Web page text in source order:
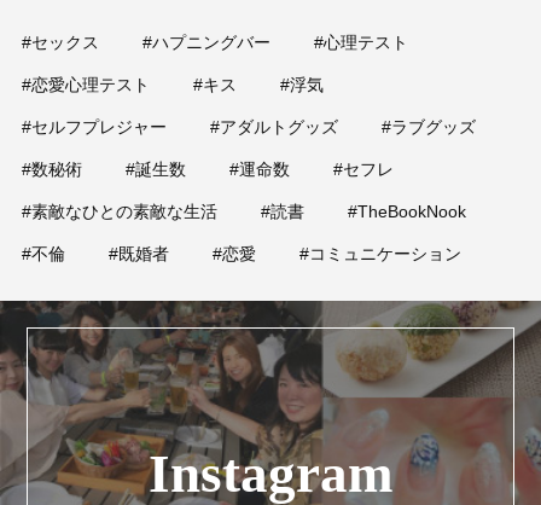
ゲーム
#セックス #ハプニングバー #心理テスト
#恋愛心理テスト #キス #浮気
#セルフプレジャー #アダルトグッズ #ラブグッズ
#数秘術 #誕生数 #運命数 #セフレ
#素敵なひとの素敵な生活 #読書 #TheBookNook
#不倫 #既婚者 #恋愛 #コミュニケーション
Instagram